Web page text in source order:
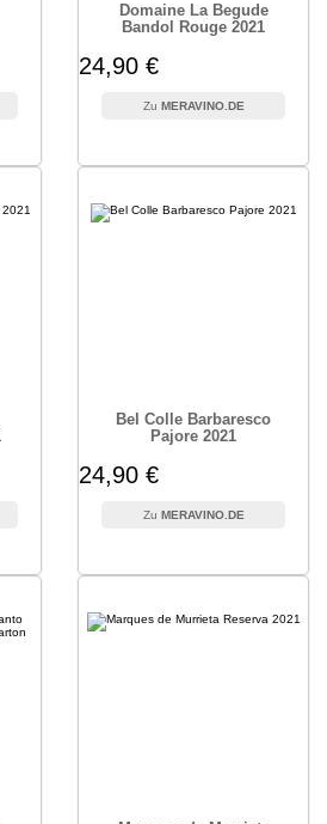
Domaine La Begude
Bandol Rouge 2021
24,90 €
MERAVINO.DE
Bel Colle Barbaresco
Pajore 2021
24,90 €
MERAVINO.DE